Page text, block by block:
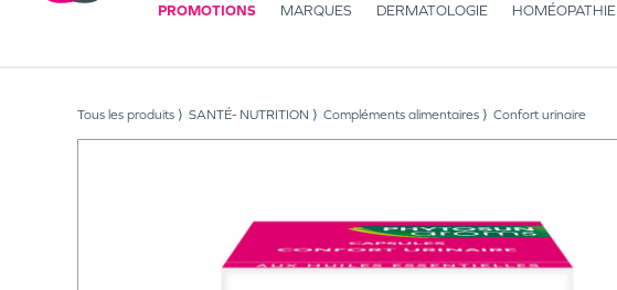
PROMOTIONS MARQUES DERMATOLOGIE HOMÉOPATHIE
Tous les produits SANTÉ- NUTRITION Compléments alimentaires Confort urinaire